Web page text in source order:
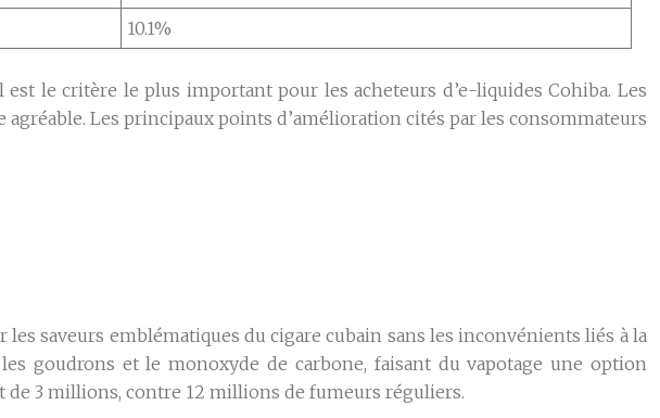
10.1%
le critère le plus important pour les acheteurs d’e-liquides Cohiba. Les
Les principaux points d’amélioration cités par les consommateurs
saveurs emblématiques du cigare cubain sans les inconvénients liés à la
goudrons et le monoxyde de carbone, faisant du vapotage une option
3 millions, contre 12 millions de fumeurs réguliers.